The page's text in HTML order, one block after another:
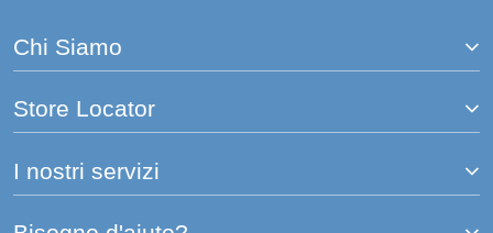
Chi Siamo
Store Locator
I nostri servizi